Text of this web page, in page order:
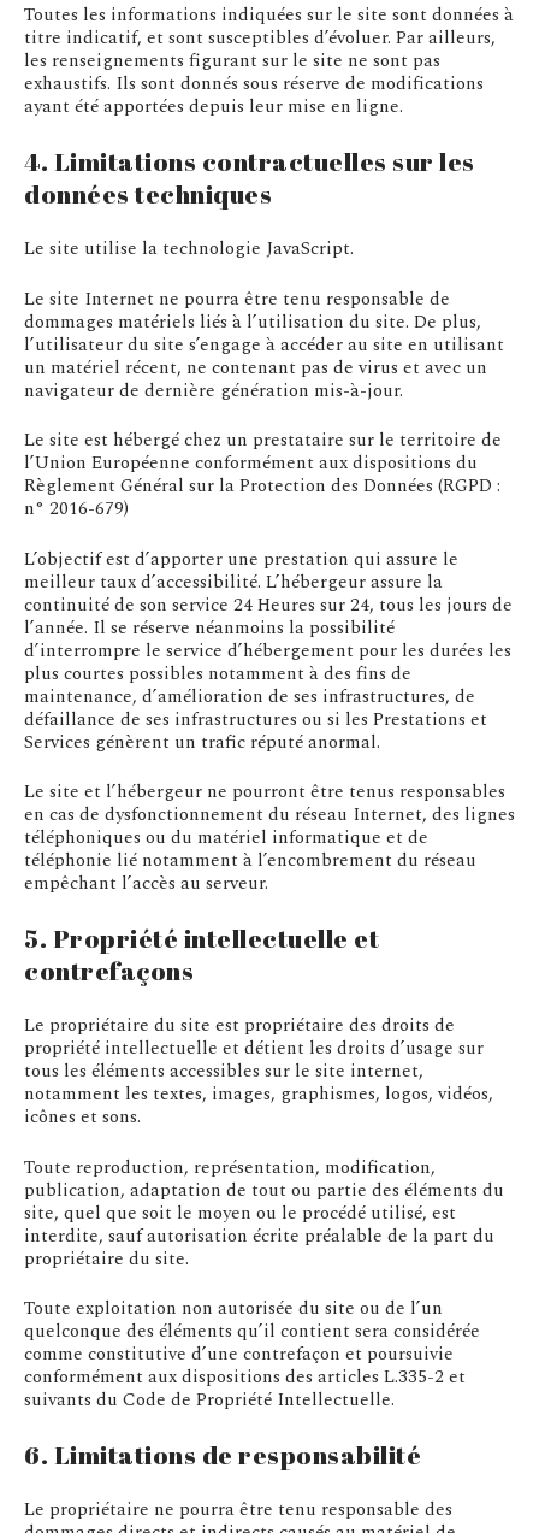
Toutes les informations indiquées sur le site sont données à
titre indicatif, et sont susceptibles d’évoluer. Par ailleurs,
les renseignements figurant sur le site ne sont pas
exhaustifs. Ils sont donnés sous réserve de modifications
ayant été apportées depuis leur mise en ligne.
4. Limitations contractuelles sur les
données techniques
Le site utilise la technologie JavaScript.
Le site Internet ne pourra être tenu responsable de
dommages matériels liés à l’utilisation du site. De plus,
l’utilisateur du site s’engage à accéder au site en utilisant
un matériel récent, ne contenant pas de virus et avec un
navigateur de dernière génération mis-à-jour.
Le site est hébergé chez un prestataire sur le territoire de
l’Union Européenne conformément aux dispositions du
Règlement Général sur la Protection des Données (RGPD :
n° 2016-679)
L’objectif est d’apporter une prestation qui assure le
meilleur taux d’accessibilité. L’hébergeur assure la
continuité de son service 24 Heures sur 24, tous les jours de
l’année. Il se réserve néanmoins la possibilité
d’interrompre le service d’hébergement pour les durées les
plus courtes possibles notamment à des fins de
maintenance, d’amélioration de ses infrastructures, de
défaillance de ses infrastructures ou si les Prestations et
Services génèrent un trafic réputé anormal.
Le site et l’hébergeur ne pourront être tenus responsables
en cas de dysfonctionnement du réseau Internet, des lignes
téléphoniques ou du matériel informatique et de
téléphonie lié notamment à l’encombrement du réseau
empêchant l’accès au serveur.
5. Propriété intellectuelle et
contrefaçons
Le propriétaire du site est propriétaire des droits de
propriété intellectuelle et détient les droits d’usage sur
tous les éléments accessibles sur le site internet,
notamment les textes, images, graphismes, logos, vidéos,
icônes et sons.
Toute reproduction, représentation, modification,
publication, adaptation de tout ou partie des éléments du
site, quel que soit le moyen ou le procédé utilisé, est
interdite, sauf autorisation écrite préalable de la part du
propriétaire du site.
Toute exploitation non autorisée du site ou de l’un
quelconque des éléments qu’il contient sera considérée
comme constitutive d’une contrefaçon et poursuivie
conformément aux dispositions des articles L.335-2 et
suivants du Code de Propriété Intellectuelle.
6. Limitations de responsabilité
Le propriétaire ne pourra être tenu responsable des